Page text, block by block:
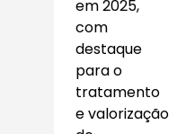
em 2025,
com
destaque
para o
tratamento
e valorização